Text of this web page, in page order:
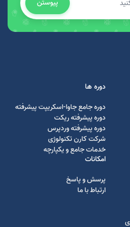
پیوستن
دوره ها
دوره جامع جاوا-اسکریپت پیشرفته
دوره پیشرفته ریکت
دوره پیشرفته وردپرس
شرکت کارن تکنولوژی
خدمات جامع و یکپارچه
امکانات
پرسش و پاسخ
ارتباط با ما